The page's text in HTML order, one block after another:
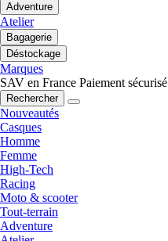
Adventure
Atelier
Bagagerie
Déstockage
Marques
SAV en France Paiement sécurisé
Rechercher
Nouveautés
Casques
Homme
Femme
High-Tech
Racing
Moto & scooter
Tout-terrain
Adventure